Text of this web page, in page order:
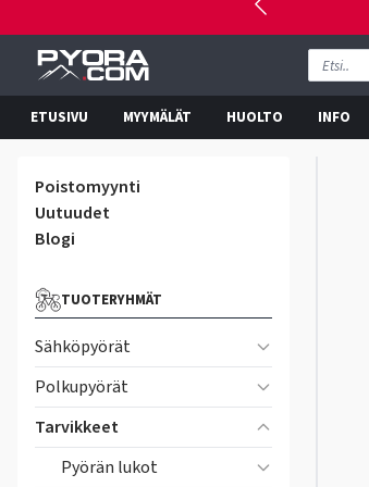
ETUSIVU MYYMÄLÄT HUOLTO INFO
Poistomyynti
Uutuudet
Blogi
TUOTERYHMÄT
Sähköpyörät
Polkupyörät
Tarvikkeet
Pyörän lukot